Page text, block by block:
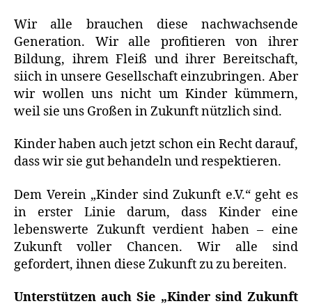
Wir alle brauchen diese nachwachsende
Generation. Wir alle profitieren von ihrer
Bildung, ihrem Fleiß und ihrer Bereitschaft,
siich in unsere Gesellschaft einzubringen. Aber
wir wollen uns nicht um Kinder kümmern,
weil sie uns Großen in Zukunft nützlich sind.
Kinder haben auch jetzt schon ein Recht darauf,
dass wir sie gut behandeln und respektieren.
Dem Verein „Kinder sind Zukunft e.V.“ geht es
in erster Linie darum, dass Kinder eine
lebenswerte Zukunft verdient haben – eine
Zukunft voller Chancen. Wir alle sind
gefordert, ihnen diese Zukunft zu zu bereiten.
Unterstützen auch Sie „Kinder sind Zukunft